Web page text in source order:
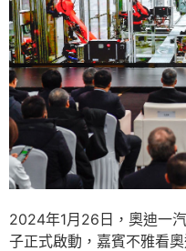
2024年1月26日，奧迪一
子正式啟動，嘉賓不雅看